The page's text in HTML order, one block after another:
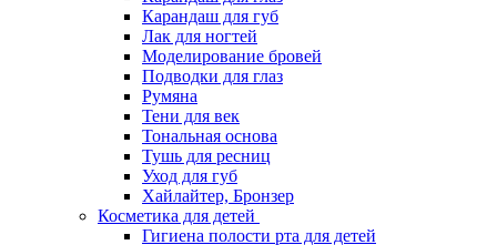
Карандаш для губ
Лак для ногтей
Моделирование бровей
Подводки для глаз
Румяна
Тени для век
Тональная основа
Тушь для ресниц
Уход для губ
Хайлайтер, Бронзер
Косметика для детей
Гигиена полости рта для детей